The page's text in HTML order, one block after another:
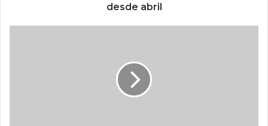
desde abril